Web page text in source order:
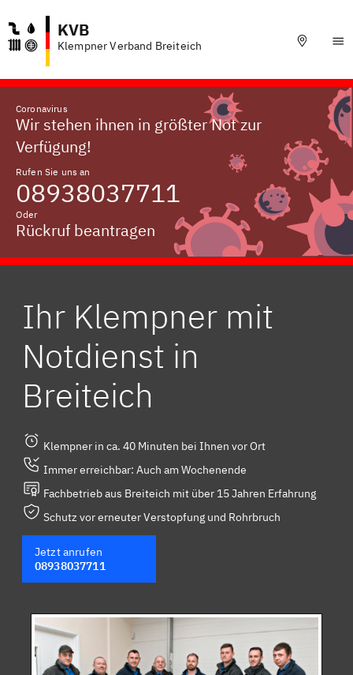
KVB
Klempner Verband Breiteich
Coronavirus
Wir stehen ihnen in größter Not zur
Verfügung!
Rufen Sie uns an
08938037711
Oder
Rückruf beantragen
Ihr Klempner mit
Notdienst in
Breiteich
Klempner in ca. 40 Minuten bei Ihnen vor Ort
Immer erreichbar: Auch am Wochenende
Fachbetrieb aus Breiteich mit über 15 Jahren Erfahrung
Schutz vor erneuter Verstopfung und Rohrbruch
Jetzt anrufen
08938037711